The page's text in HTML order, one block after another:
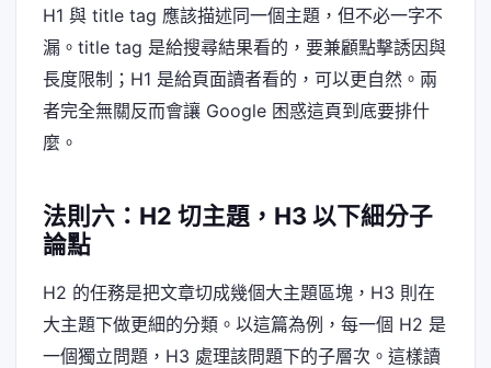
H1 與 title tag 應該描述同一個主題，但不必一字不
漏。title tag 是給搜尋結果看的，要兼顧點擊誘因與
長度限制；H1 是給頁面讀者看的，可以更自然。兩
者完全無關反而會讓 Google 困惑這頁到底要排什
麼。
法則六：H2 切主題，H3 以下細分子
論點
H2 的任務是把文章切成幾個大主題區塊，H3 則在
大主題下做更細的分類。以這篇為例，每一個 H2 是
一個獨立問題，H3 處理該問題下的子層次。這樣讀